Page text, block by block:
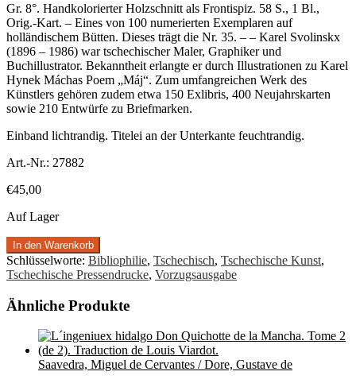
Gr. 8°. Handkolorierter Holzschnitt als Frontispiz. 58 S., 1 Bl.,
Orig.-Kart. – Eines von 100 numerierten Exemplaren auf
holländischem Bütten. Dieses trägt die Nr. 35. – – Karel Svolinskx
(1896 – 1986) war tschechischer Maler, Graphiker und
Buchillustrator. Bekanntheit erlangte er durch Illustrationen zu Karel
Hynek Máchas Poem „Máj“. Zum umfangreichen Werk des
Künstlers gehören zudem etwa 150 Exlibris, 400 Neujahrskarten
sowie 210 Entwürfe zu Briefmarken.
Einband lichtrandig. Titelei an der Unterkante feuchtrandig.
Art.-Nr.: 27882
€45,00
Auf Lager
In den Warenkorb
Schlüsselworte: Bibliophilie, Tschechisch, Tschechische Kunst,
Tschechische Pressendrucke, Vorzugsausgabe
Ähnliche Produkte
Saavedra, Miguel de Cervantes / Dore, Gustave de